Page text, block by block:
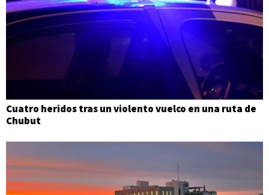
Cuatro heridos tras un violento vuelco en una ruta de
Chubut